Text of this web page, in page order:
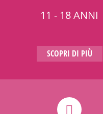
11 - 18 ANNI
SCOPRI DI PIÙ